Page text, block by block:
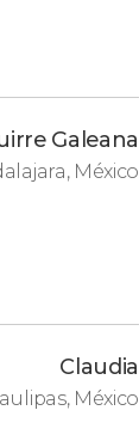
Galeana
México
Claudia
México